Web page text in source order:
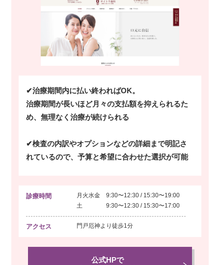
✔治療期間内に払い終わればOK。
治療期間が長いほど月々の支払額を抑えられるた
め、無理なく治療が続けられる
✔検査の内訳やオプションなどの詳細まで明記さ
れているので、予算と希望に合わせた選択が可能
診療時間
月火水金 9:30〜12:30 / 15:30〜19:00
土 9:30〜12:30 / 15:30〜17:00
アクセス 門戸厄神より 徒歩1分
公式HPで